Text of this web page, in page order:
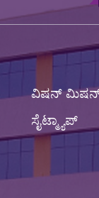
ವಿಷನ್
ಸೈಟ್ಮ್ಯಾಪ್